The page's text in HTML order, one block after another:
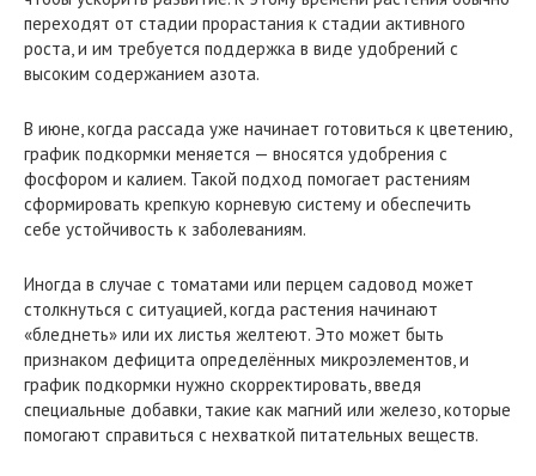
переходят от стадии прорастания к стадии активного
роста, и им требуется поддержка в виде удобрений с
высоким содержанием азота.
В июне, когда рассада уже начинает готовиться к цветению,
график подкормки меняется — вносятся удобрения с
фосфором и калием. Такой подход помогает растениям
сформировать крепкую корневую систему и обеспечить
себе устойчивость к заболеваниям.
Иногда в случае с томатами или перцем садовод может
столкнуться с ситуацией, когда растения начинают
«бледнеть» или их листья желтеют. Это может быть
признаком дефицита определённых микроэлементов, и
график подкормки нужно скорректировать, введя
специальные добавки, такие как магний или железо, которые
помогают справиться с нехваткой питательных веществ.